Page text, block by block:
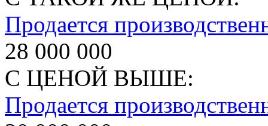
Продается
28 000 000
С ЦЕНОЙ ВЫШЕ:
Продается